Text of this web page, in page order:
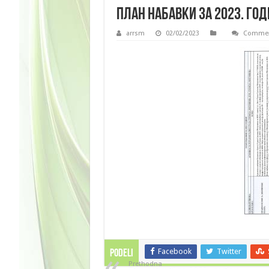
План набавки за 2023.
arrsm 02/02/2023
PODELI Facebook Twitter
Prethodna